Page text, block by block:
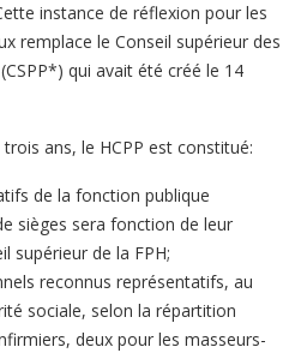
instance de réflexion pour les
remplace le Conseil supérieur des
qui avait été créé le 14
ans, le HCPP est constitué:
de la fonction publique
sièges sera fonction de leur
supérieur de la FPH;
reconnus représentatifs, au
sociale, selon la répartition
deux pour les masseurs-